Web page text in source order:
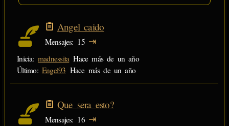
Angel caido
Mensajes 15 ⇥
Inicia: madnessita Hace más de un año
Último: Engel93 Hace más de un año
Que sera esto?
Mensajes 16 ⇥